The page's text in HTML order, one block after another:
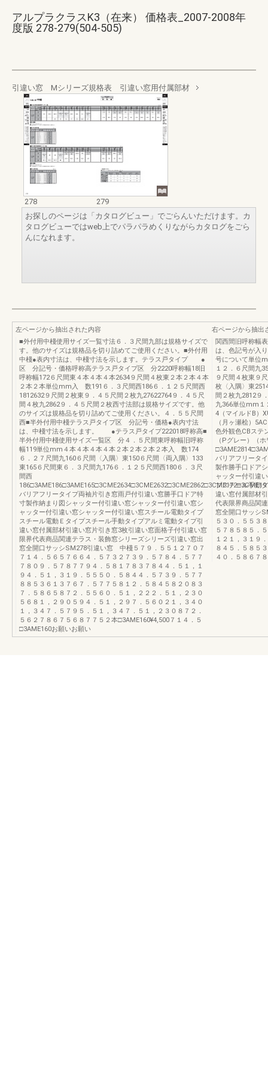
アルプラクラスK3（在来） 価格表_2007-2008年
度版 278-279(504-505)
引違い窓 Mシリーズ規格表 引違い窓用付属部材
278
279
お探しのページは「カタログビュー」でごらんいただけます。カ
タログビューではweb上でパラパラめくりながらカタログをごら
んになれます。
左ページから抽出された内容
■外付用中棧使用サイズ一覧寸法６．３尺間九部は規格サイズで
す。他のサイズは規格品を切り詰めてご使用ください。■外付用
中棧●表内寸法は、中棧寸法を示します。テラス戸タイプ ●
区 分記号・価格呼称高テラス戸タイプ区 分2220呼称幅18旧
呼称幅172６尺間東４本４本４本2634９尺間４枚東２本２本４本
２本２本単位mm入 数191６．３尺間西186６．１２５尺間西
1812632９尺間２枚東９．４５尺間２枚九27622764９．４５尺
間４枚九2862９．４５尺間２枚西寸法部は規格サイズです。他
のサイズは規格品を切り詰めてご使用ください。４．５５尺間
西■半外付用中棧テラス戸タイプ区 分記号・価格●表内寸法
は、中棧寸法を示します。 ●テラス戸タイプ222018呼称高■
半外付用中棧使用サイズ一覧区 分４．５尺間東呼称幅旧呼称
幅119単位mm４本４本４本４本２本２本２本２本入 数174
６．２７尺間九160６尺間〈入隅〉東150６尺間〈両入隅〉133
東165６尺間東６．３尺間九176６．１２５尺間西180６．３尺
間西
バリアフリータイプ両袖片引き窓雨戸付引違い窓勝手口ドア特
寸製作納まり図シャッター付引違い窓シャッター付引違い窓シ
ャッター付引違い窓シャッター付引違い窓スチール電動タイプ
スチール電動Ｅタイプスチール手動タイプアルミ電動タイプ引
違い窓付属部材引違い窓片引き窓3枚引違い窓面格子付引違い窓
限界代表商品関連テラス・装飾窓シリーズシリーズ引違い窓出
窓全開口サッシSM278引違い窓 中棧５７９．５５１２７０７
７１４．５６５７６６４．５７３２７３９．５７８４．５７７
７８０９．５７８７７９４．５８１７８３７８４４．５１，１
９４．５１，３１９．５５５０．５８４４．５７３９．５７７
８８５３６１３７６７．５７７５８１２．５８４５８２０８３
７．５８６５８７２．５５６０．５１，２２２．５１，２３０
５６８１，２９０５９４．５１，２９７．５６０２１，３４０
１，３４７．５７９５．５１，３４７．５１，２３０８７２．
５６２７８６７５６８７７５２本□3AME160¥4,500７１４．５
□3AME160お願いお願い
右ページから抽出
関西間旧呼称幅
は、色記号が入
号について単位
１２．６尺間九
９尺間４枚東９
枚〈入隅〉東
間２枚九2812９
九366単位mm１
4（マイルドB）
（月ヶ瀬桧）
色外観色CBステ
（Pグレー）（
バリアフリータ
製作勝手口ドア
ャッター付引違
プスチール手動
違い窓付属部材
代表限界商品関
窓全開口サッシ
５３０．５５３
５７８５８５．
１２１，３１９
８４５．５８５
４０．５８６７